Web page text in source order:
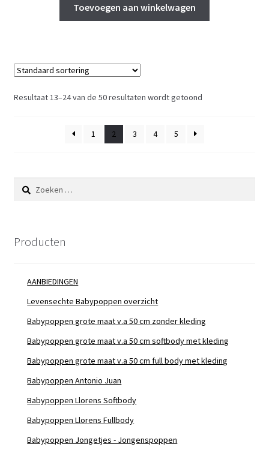
Toevoegen aan winkelwagen
Resultaat 13–24 van de 50 resultaten wordt getoond
1 2 3 4 5
Zoeken
naar:
Producten
AANBIEDINGEN
Levensechte Babypoppen overzicht
Babypoppen grote maat v.a 50 cm zonder kleding
Babypoppen grote maat v.a 50 cm softbody met kleding
Babypoppen grote maat v.a 50 cm full body met kleding
Babypoppen Antonio Juan
Babypoppen Llorens Softbody
Babypoppen Llorens Fullbody
Babypoppen Jongetjes - Jongenspoppen